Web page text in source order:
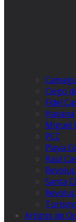
Ciego
Fidel
Havana
Miguel
PCC
Playa
Raúl
Santa
Artigos de